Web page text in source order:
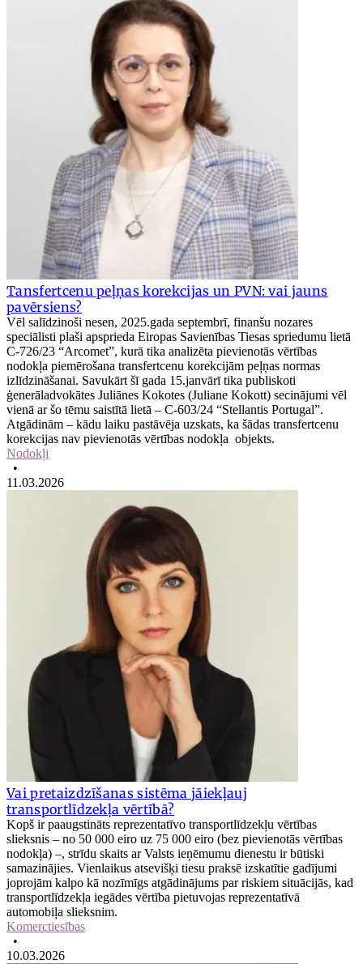
Tansfertcenu peļņas korekcijas un PVN: vai jauns
pavērsiens?
Vēl salīdzinoši nesen, 2025.gada septembrī, finanšu nozares
speciālisti plaši apsprieda Eiropas Savienības Tiesas spriedumu lietā
C-726/23 “Arcomet”, kurā tika analizēta pievienotās vērtības
nodokļa piemērošana transfertcenu korekcijām peļņas normas
izlīdzināšanai. Savukārt šī gada 15.janvārī tika publiskoti
ģenerāladvokātes Juliānes Kokotes (Juliane Kokott) secinājumi vēl
vienā ar šo tēmu saistītā lietā – C-603/24 “Stellantis Portugal”.
Atgādinām – kādu laiku pastāvēja uzskats, ka šādas transfertcenu
korekcijas nav pievienotās vērtības nodokļa objekts.
Nodokļi
•
11.03.2026
Vai pretaizdzīšanas sistēma jāiekļauj
transportlīdzekļa vērtībā?
Kopš ir paaugstināts reprezentatīvo transportlīdzekļu vērtības
slieksnis – no 50 000 eiro uz 75 000 eiro (bez pievienotās vērtības
nodokļa) –, strīdu skaits ar Valsts ieņēmumu dienestu ir būtiski
samazinājies. Vienlaikus atsevišķi tiesu praksē izskatītie gadījumi
joprojām kalpo kā nozīmīgs atgādinājums par riskiem situācijās, kad
transportlīdzekļa iegādes vērtība pietuvojas reprezentatīvā
automobiļa slieksnim.
Komerctiesības
•
10.03.2026